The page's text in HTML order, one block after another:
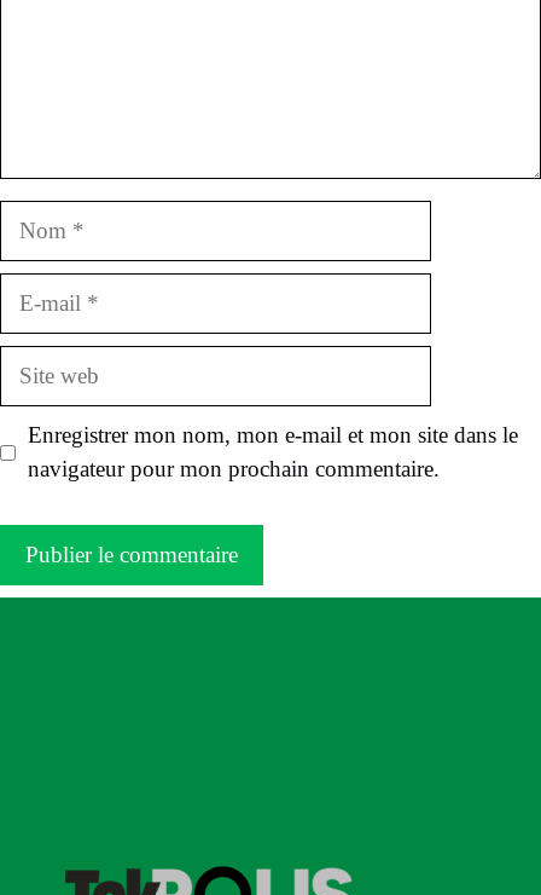
Enregistrer mon nom, mon e-mail et mon site dans le
navigateur pour mon prochain commentaire.